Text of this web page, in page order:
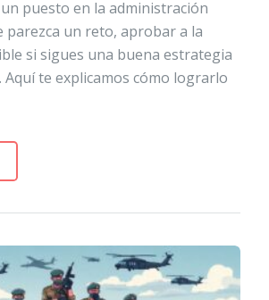
puesto en la administración
parezca un reto, aprobar a la
si sigues una buena estrategia
Aquí te explicamos cómo lograrlo